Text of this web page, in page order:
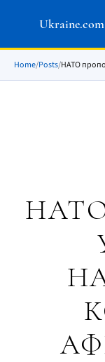
Ukraine.com
Home/Posts/НАТО